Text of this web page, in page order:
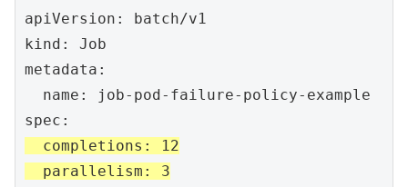
apiVersion: batch/v1
kind: Job
metadata:
  name: job-pod-failure-policy-example
  completions: 12
  parallelism: 3